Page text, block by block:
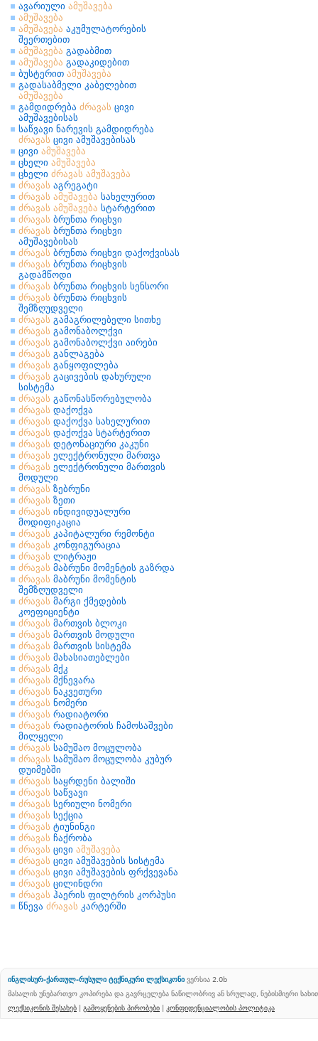
ავარიული ამუშავება
ამუშავება
ამუშავება აკუმულატორების
შეერთებით
ამუშავება გადაბმით
ამუშავება გადაკიდებით
ბუსტერით ამუშავება
გადასაბმელი კაბელებით
ამუშავება
გამდიდრება ძრავას ცივი
ამუშავებისას
საწვავი ნარევის გამდიდრება
ძრავას ცივი ამუშავებისას
ცივი ამუშავება
ცხელი ამუშავება
ცხელი ძრავას ამუშავება
ძრავას აგრეგატი
ძრავას ამუშავება სახელურით
ძრავას ამუშავება სტარტერით
ძრავას ბრუნთა რიცხვი
ძრავას ბრუნთა რიცხვი
ამუშავებისას
ძრავას ბრუნთა რიცხვი დაქოქვისას
ძრავას ბრუნთა რიცხვის
გადამწოდი
ძრავას ბრუნთა რიცხვის სენსორი
ძრავას ბრუნთა რიცხვის
შემზღუდველი
ძრავას გამაგრილებელი სითხე
ძრავას გამონაბოლქვი
ძრავას გამონაბოლქვი აირები
ძრავას განლაგება
ძრავას განყოფილება
ძრავას გაცივების დახურული
სისტემა
ძრავას გაწონასწორებულობა
ძრავას დაქოქვა
ძრავას დაქოქვა სახელურით
ძრავას დაქოქვა სტარტერით
ძრავას დეტონაციური კაკუნი
ძრავას ელექტრონული მართვა
ძრავას ელექტრონული მართვის
მოდული
ძრავას ზებრუნი
ძრავას ზეთი
ძრავას ინდივიდუალური
მოდიფიკაცია
ძრავას კაპიტალური რემონტი
ძრავას კონფიგურაცია
ძრავას ლიტრაჟი
ძრავას მაბრუნი მომენტის გაზრდა
ძრავას მაბრუნი მომენტის
შემზღუდველი
ძრავას მარგი ქმედების
კოეფიციენტი
ძრავას მართვის ბლოკი
ძრავას მართვის მოდული
ძრავას მართვის სისტემა
ძრავას მახასიათებლები
ძრავას მქკ
ძრავას მქნევარა
ძრავას ნაკვეთური
ძრავას ნომერი
ძრავას რადიატორი
ძრავას რადიატორის ჩამოსაშვები
მილყელი
ძრავას სამუშაო მოცულობა
ძრავას სამუშაო მოცულობა კუბურ
დუიმებში
ძრავას საყრდენი ბალიში
ძრავას საწვავი
ძრავას სერიული ნომერი
ძრავას სექცია
ძრავას ტიუნინგი
ძრავას ჩაქრობა
ძრავას ცივი ამუშავება
ძრავას ცივი ამუშავების სისტემა
ძრავას ცივი ამუშავების ფრქვევანა
ძრავას ცილინდრი
ძრავას ჰაერის ფილტრის კორპუსი
წნევა ძრავას კარტერში
ინგლისურ-ქართულ-რუსული ტექნიკური ლექსიკონი ვერსია 2.0b
მასალის უნებართვო კოპირება და გავრცელება ნაწილობრივ ან სრულად, ნებისმიერი
ლექსიკონის შესახებ | გამოყენების პირობები | კონფიდენციალობის პოლიტიკა